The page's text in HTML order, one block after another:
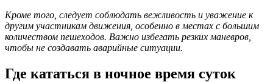
Кроме того, следует соблюдать вежливость и уважение к
другим участникам движения, особенно в местах с большим
количеством пешеходов. Важно избегать резких маневров,
чтобы не создавать аварийные ситуации.
Где кататься в ночное время суток